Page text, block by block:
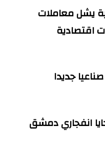
يشل معاملات
اقتصادية
انفجاري دمشق